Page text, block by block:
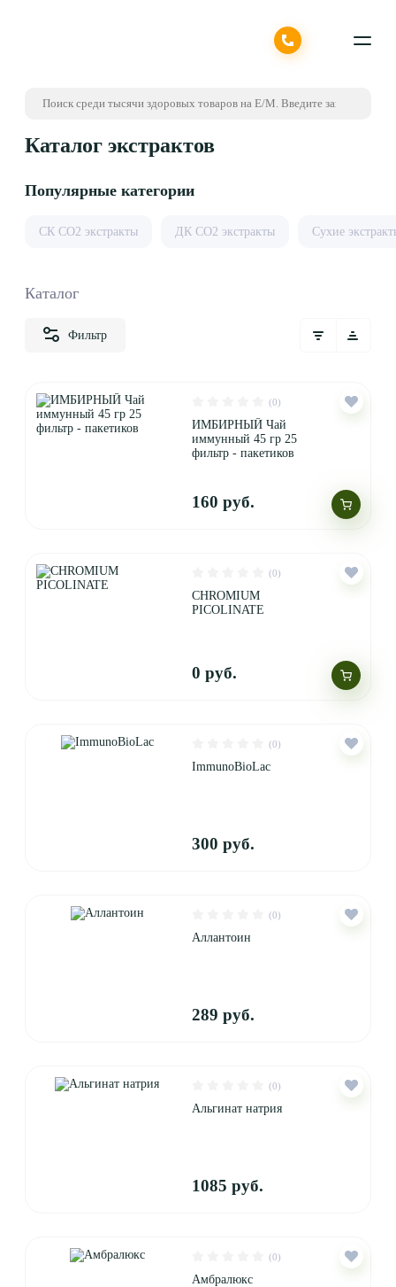
Каталог экстрактов
Популярные категории
СК CO2 экстракты ДК СО2 экстракты Сухие
Каталог
Фильтр
(0)
ИМБИРНЫЙ Чай
иммунный 45 гр 25
фильтр - пакетиков
160 руб.
(0)
CHROMIUM
PICOLINATE
0 руб.
(0)
ImmunoBioLac
300 руб.
(0)
Аллантоин
289 руб.
(0)
Альгинат натрия
1085 руб.
(0)
Амбралюкс